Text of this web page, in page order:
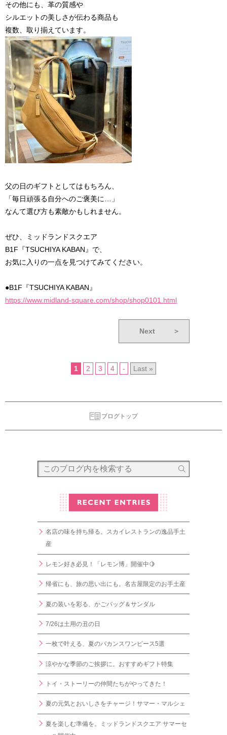
その他にも、革の質感や
シルエットの美しさが伝わる商品も
複数、取り揃えています。
父の日のギフトとしてはもちろん、
「毎日頑張る自分へのご褒美に…」
なんて選び方も素敵かもしれません。
ぜひ、ミッドランドスクエア
B1F『TSUCHIYA KABAN』で、
お気に入りの一点を見つけてみてください。
●B1F『TSUCHIYA KABAN』
https://www.midland-square.com/shop/shop0101.html
1 2 3 4 -
Next ＞
Last »
ブログトップ
名店の味を持ち帰る。スカイレストランの逸品手土
産
レモン好き必見！「レモン博」開催中🍋
帰省にも、旅の思い出にも。名古屋限定のお手土産
夏の装いを彩る、かごバッグ＆サンダル
7/26は土用の丑の日
一枚で叶える、夏のバカンスワンピース5選
涼やかな季節のご挨拶に。おすすめギフト特集
トイ・ストーリーの仲間たちがやってきた！
夏の元気とおいしさをチャージ！サマー・マルシェ
夏を楽しむ準備を。ミッドランドスクエア サマーセ